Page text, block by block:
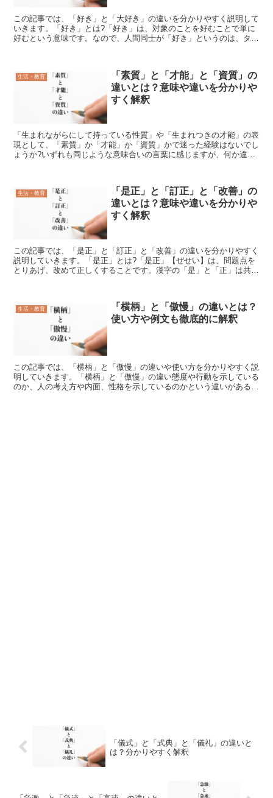
この記事では、「好き」と「大好き」の違いを分かりやすく説明して
いきます。「好き」とは?「好き」は、対象のことを好むことで単に
好むという意味です。なので、人間同士が「好き」というのは、タイ
生活・教育
「素質」と「才能」と「資質」の
違いとは？意味や違いを分かりや
すく解釈
「生まれながらにして持っている性質」や「生まれつきの才能」の表
現として、「素質」か「才能」か「資質」かで迷った経験はないでし
ょうか?いずれも同じような意味合いの言葉に感じますが、何か違い
生活・教育
「是正」と「訂正」と「改善」の
違いとは？意味や違いを分かりや
すく解釈
この記事では、「是正」と「訂正」と「改善」の違いを分かりやすく
説明していきます。「是正」とは?「是正」【ぜせい】は、問題点を
とりあげ、改めて正しくすることです。漢字の「是」と「正」は共に
生活・教育
「横柄」と「傲慢」の違いとは？
使い方や例文も徹底的に解釈
この記事では、「横柄」と「傲慢」の違いや使い方を分かりやすく説
明していきます。「横柄」と「傲慢」の違い態度や行動を示している
のか、人の考え方や内面、性格を示しているのかという違いがある、
「儀式」と「式典」と「儀礼」の違いと
は？分かりやすく解釈